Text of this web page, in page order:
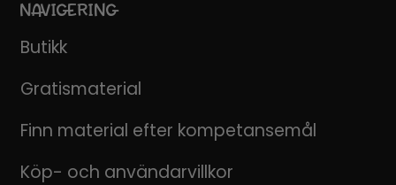
NAVIGERING
Butikk
Gratismaterial
Finn material efter kompetansemål
Köp- och användarvillkor